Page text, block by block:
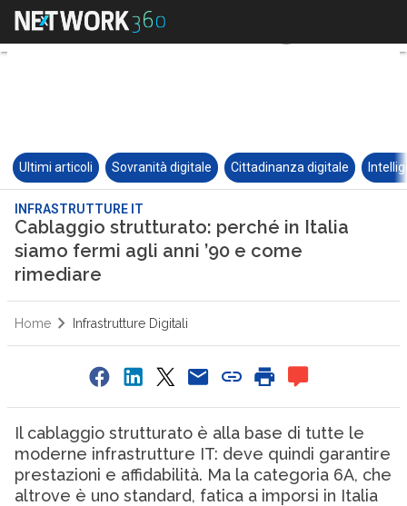
Ultimi articoli Sovranità digitale Cittadinanza digitale
INFRASTRUTTURE IT
Cablaggio strutturato: perché in Italia
siamo fermi agli anni ’90 e come
rimediare
Home Infrastrutture Digitali
Il cablaggio strutturato è alla base di tutte le
moderne infrastrutture IT: deve quindi garantire
prestazioni e affidabilità. Ma la categoria 6A, che
altrove è uno standard, fatica a imporsi in Italia